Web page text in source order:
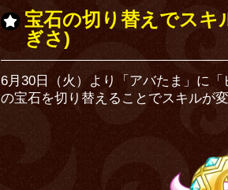
宝石の切り替えでスキ
ぎさ)
6月30日（火）より「アバたま」に
の宝石を切り替えることでスキルが